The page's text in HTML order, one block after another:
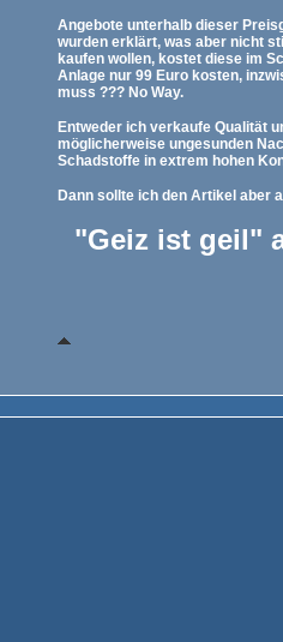
Angebote unterhalb dieser
wurden erklärt, was aber nicht
kaufen wollen, kostet diese im
Anlage nur 99 Euro kosten,
muss ??? No Way.
Entweder ich verkaufe Qualität
möglicherweise ungesunden
Schadstoffe in extrem hohen
Dann sollte ich den Artikel aber
"Geiz ist geil"